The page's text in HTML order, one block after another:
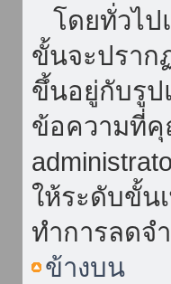
โดยทั่วไป
ขั้นจะปราก
ขึ้นอยู่กับรูป
ข้อความที่คุ
ให้ระดับขั้น
ทำการลดจ
ข้างบน